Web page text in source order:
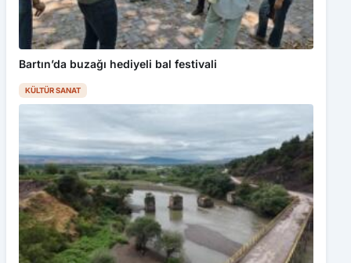
Bartın’da buzağı hediyeli bal festivali
KÜLTÜR SANAT